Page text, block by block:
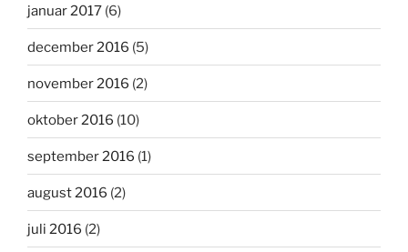
januar 2017 (6)
december 2016 (5)
november 2016 (2)
oktober 2016 (10)
september 2016 (1)
august 2016 (2)
juli 2016 (2)